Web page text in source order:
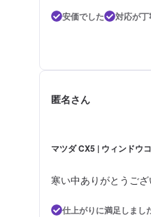
安価でした 対応が
匿名さん
マツダ CX5 | ウィンドウ
寒い中ありがとうご
仕上がりに満足しまし